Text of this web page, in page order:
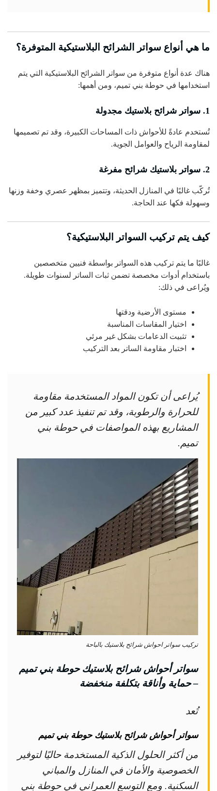
ما هي أنواع سواتر الشرائح البلاستيكية المتوفرة؟
هناك عدة أنواع متوفرة من سواتر الشرائح البلاستيكية التي يتم
استخدامها في حوطة بني تميم، ومن أهمها:
1. سواتر شرائح بلاستيك مجدولة
تُستخدم عادةً للأحواش ذات المساحات الكبيرة، وقد تم تصميمها
لمقاومة الرياح والعوامل الجوية.
2. سواتر بلاستيك شرائح مفرغة
تُركّب غالبًا في المنازل الحديثة، وتتميز بمظهر عصري وخفة وزنها
وسهولة فكها عند الحاجة.
كيف يتم تركيب السواتر البلاستيكية؟
غالبًا ما يتم تركيب هذه السواتر بواسطة فنيين متخصصين
باستخدام أدوات مخصصة تضمن ثبات الساتر لسنوات طويلة.
ويُراعى في ذلك:
مستوى الأرضية ودقتها
اختيار المقاسات المناسبة
تثبيت الدعامات بشكل غير مرئي
اختبار مقاومة الساتر بعد التركيب
يُراعى أن تكون المواد المستخدمة مقاومة
للحرارة والرطوبة، وقد تم تنفيذ عدد كبير من
المشاريع بهذه المواصفات في حوطة بني
تميم.
تركيب سواتر احواش شرائح بلاستيك بالباحة
سواتر أحواش شرائح بلاستيك حوطة بني تميم
– حماية وأناقة بتكلفة منخفضة
تُعد
سواتر أحواش شرائح بلاستيك حوطة بني تميم
من أكثر الحلول الذكية المستخدمة حاليًا لتوفير
الخصوصية والأمان في المنازل والمباني
السكنية. ومع التوسع العمراني في حوطة بني